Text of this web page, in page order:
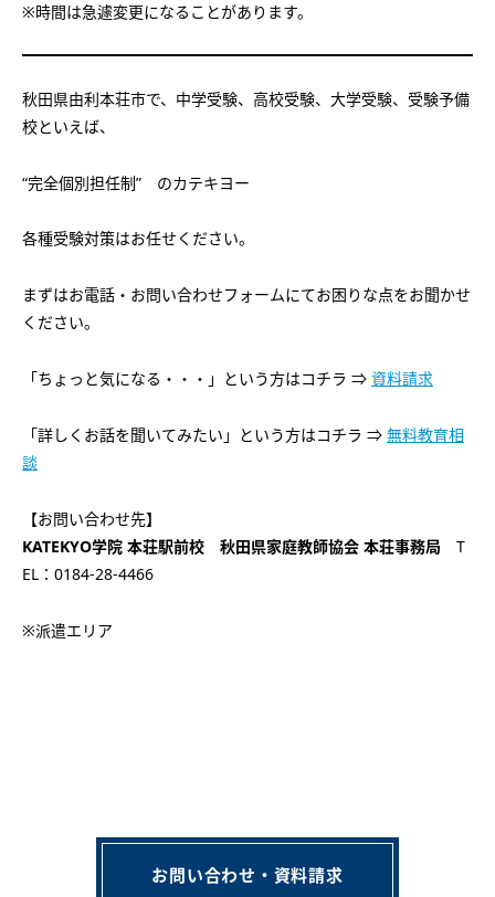
※時間は急遽変更になることがあります。
秋田県由利本荘市で、中学受験、高校受験、大学受験、受験予備
校といえば、
“完全個別担任制” のカテキヨー
各種受験対策はお任せください。
まずはお電話・お問い合わせフォームにてお困りな点をお聞かせ
ください。
「ちょっと気になる・・・」という方はコチラ ⇒ 資料請求
「詳しくお話を聞いてみたい」という方はコチラ ⇒ 無料教育相
談
【お問い合わせ先】
KATEKYO学院 本荘駅前校 秋田県家庭教師協会 本荘事務局 T
EL：0184-28-4466
※派遣エリア
お問い合わせ・資料請求